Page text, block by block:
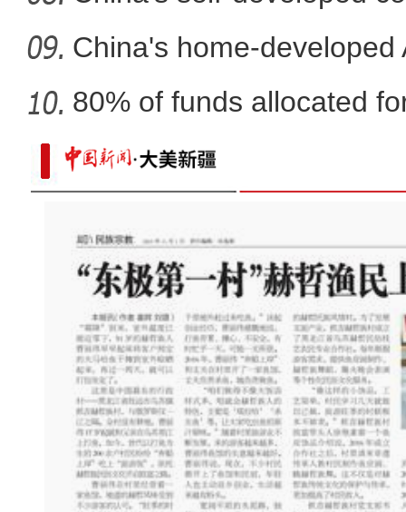
塔里木油田累产油气当
co
China's home-
80% of funds allocated